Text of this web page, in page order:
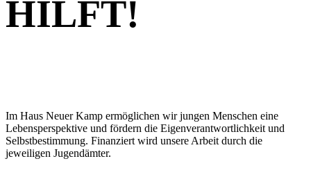
HILFT!
Im Haus Neuer Kamp ermöglichen wir jungen Menschen eine
Lebensperspektive und fördern die Eigenverantwortlichkeit und
Selbstbestimmung. Finanziert wird unsere Arbeit durch die
jeweiligen Jugendämter.